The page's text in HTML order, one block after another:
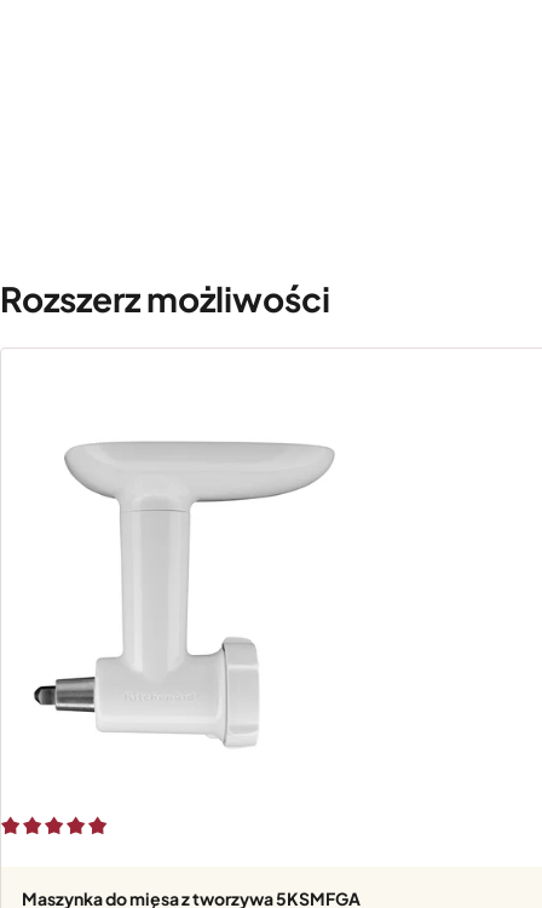
Rozszerz możliwości
Maszynka do mięsa z tworzywa 5KSMFGA